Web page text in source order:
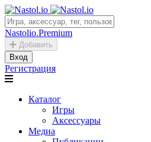
Nastolio.Premium
Добавить
Вход
Регистрация
Каталог
Игры
Аксессуары
Медиа